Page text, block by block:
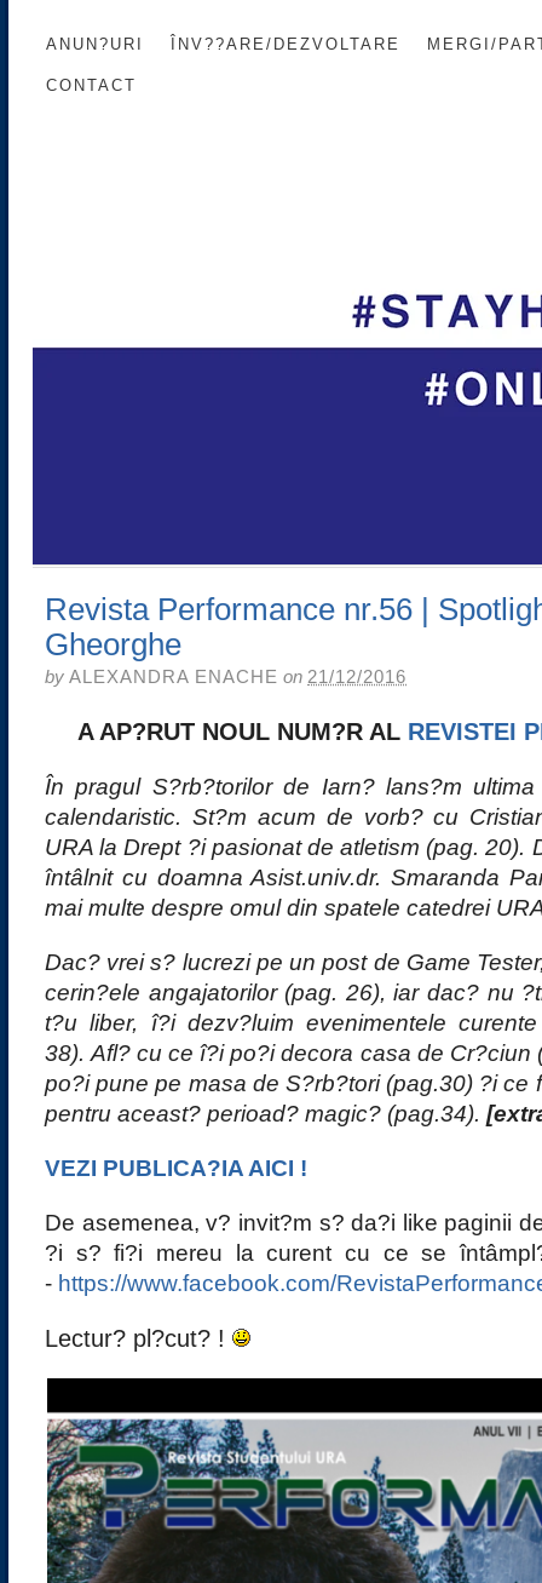
ANUN?URI ÎNV??ARE/DEZVOLTARE MERGI/
CONTACT
Revista Performance nr.56 |
Gheorghe
by ALEXANDRA ENACHE on 21/12/2016
A AP?RUT NOUL NUM?R AL REVISTEI
În pragul S?rb?torilor de Iarn? lans?m
calendaristic. St?m acum de vorb? cu
URA la Drept ?i pasionat de atletism (pag. 20).
întâlnit cu doamna Asist.univ.dr. Smaranda
mai multe despre omul din spatele catedrei
Dac? vrei s? lucrezi pe un post de Game
cerin?ele angajatorilor (pag. 26), iar dac? nu
t?u liber, î?i dezv?luim evenimentele
38). Afl? cu ce î?i po?i decora casa de Cr?ciun
po?i pune pe masa de S?rb?tori (pag.30) ?i ce
pentru aceast? perioad? magic? (pag.34).
VEZI PUBLICA?IA AICI !
De asemenea, v? invit?m s? da?i like paginii
?i s? fi?i mereu la curent cu ce se
- https://www.facebook.com/
Lectur? pl?cut? !